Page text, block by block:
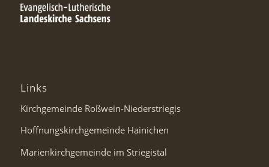
Links
Kirchgemeinde Roßwein-Niederstriegis
Hoffnungskirchgemeinde Hainichen
Marienkirchgemeinde im Striegistal